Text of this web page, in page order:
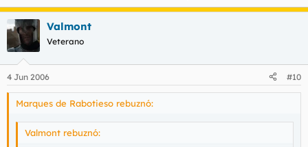
Valmont
Veterano
4 Jun 2006 #10
Marques de Rabotieso rebuznó:
Valmont rebuznó: